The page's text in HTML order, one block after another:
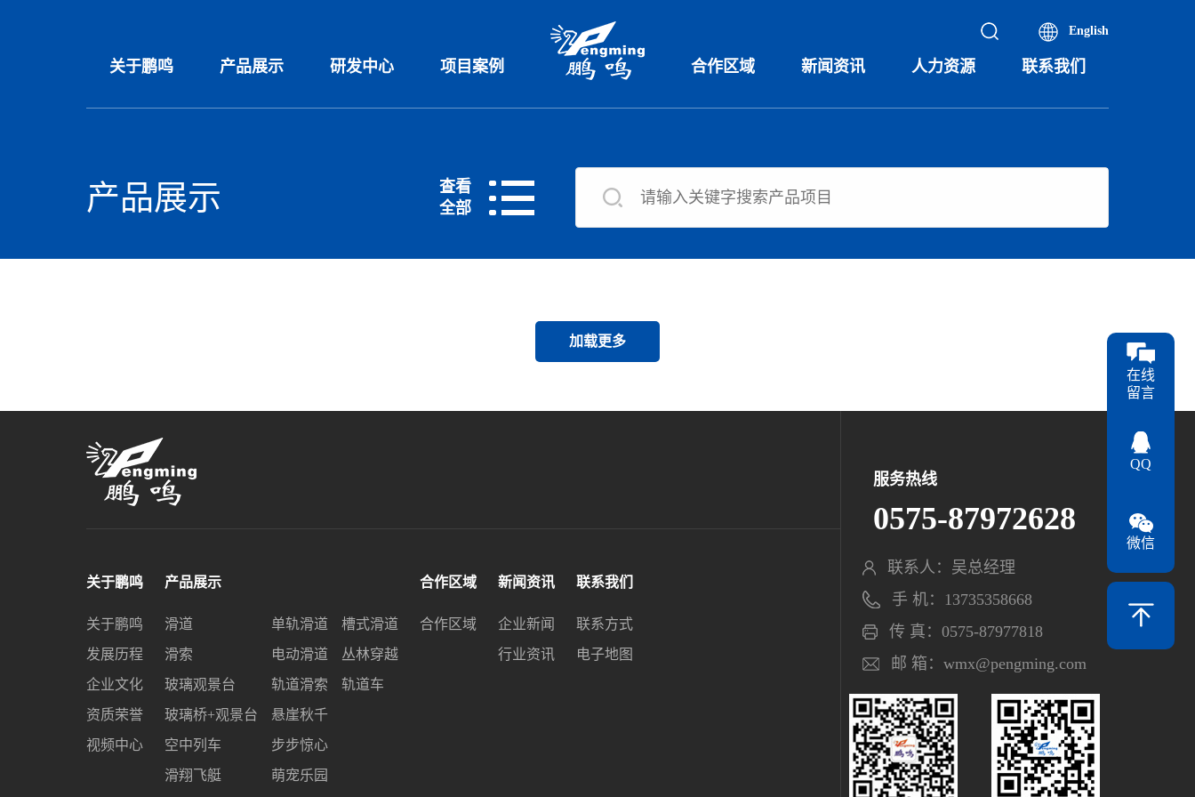
English
关于鹏鸣 产品展示 研发中心 项目案例 合作区域 新闻资讯 人力资源 联系我们
产品展示
查看
全部
加载更多
关于鹏鸣
关于鹏鸣
发展历程
企业文化
资质荣誉
视频中心
产品展示
滑道
滑索
玻璃观景台
玻璃桥+观景台
空中列车
滑翔飞艇
单轨滑道
电动滑道
轨道滑索
悬崖秋千
步步惊心
萌宠乐园
槽式滑道
丛林穿越
轨道车
合作区域
合作区域
新闻资讯
企业新闻
行业资讯
联系我们
联系方式
电子地图
服务热线
0575-87972628
联系人：吴总经理
手 机：13735358668
传 真：0575-87977818
邮 箱：wmx@pengming.com
在线
留言
QQ
微信